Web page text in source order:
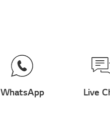
WhatsApp Live